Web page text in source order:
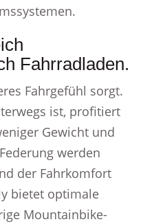
Fahrradladen.
Fahrgefühl sorgt.
ist, profitiert
Gewicht und
werden
der Fahrkomfort
bietet optimale
Mountainbike-